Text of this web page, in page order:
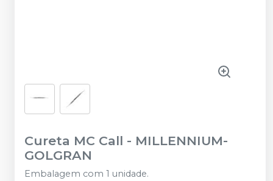
Cureta MC Call - MILLENNIUM-
GOLGRAN
Embalagem com 1 unidade.